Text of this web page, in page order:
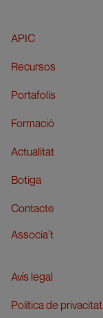
APIC
Recursos
Portafolis
Formació
Actualitat
Botiga
Contacte
Associa’t
Avís legal
Política de privacitat